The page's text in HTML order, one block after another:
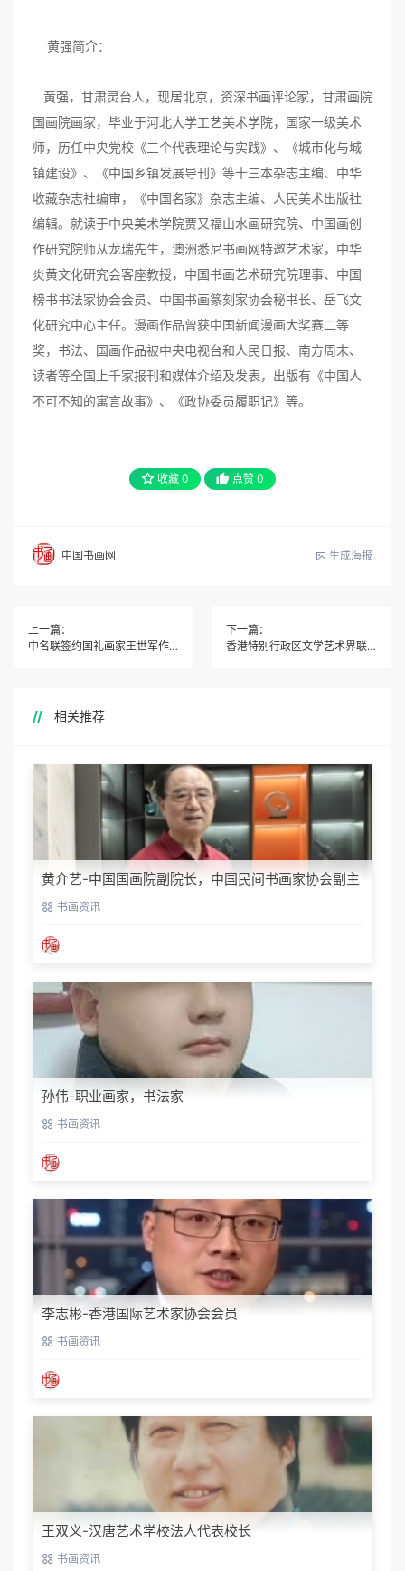
黄强简介：
黄强，甘肃灵台人，现居北京，资深书画评论家，甘肃画院
国画院画家，毕业于河北大学工艺美术学院，国家一级美术
师，历任中央党校《三个代表理论与实践》、《城市化与城
镇建设》、《中国乡镇发展导刊》等十三本杂志主编、中华
收藏杂志社编审，《中国名家》杂志主编、人民美术出版社
编辑。就读于中央美术学院贾又福山水画研究院、中国画创
作研究院师从龙瑞先生，澳洲悉尼书画网特邀艺术家，中华
炎黄文化研究会客座教授，中国书画艺术研究院理事、中国
榜书书法家协会会员、中国书画篆刻家协会秘书长、岳飞文
化研究中心主任。漫画作品曾获中国新闻漫画大奖赛二等
奖，书法、国画作品被中央电视台和人民日报、南方周末、
读者等全国上千家报刊和媒体介绍及发表，出版有《中国人
不可不知的寓言故事》、《政协委员履职记》等。
收藏 0 点赞 0
中国书画网 生成海报
上一篇：
中名联签约国礼画家王世军作品被巴西驻华大使馆永久收藏
下一篇：
香港特别行政区文学艺术界联合会考察团揭阳行
相关推荐
黄介艺-中国国画院副院长，中国民间书画家协会副主
席 书画资讯
孙伟-职业画家，书法家
书画资讯
李志彬-香港国际艺术家协会会员
书画资讯
王双义-汉唐艺术学校法人代表校长
书画资讯